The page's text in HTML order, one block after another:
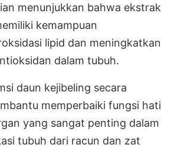
menunjukkan bahwa ekstrak
kemampuan
lipid dan meningkatkan
dalam tubuh.
daun kejibeling secara
memperbaiki fungsi hati
yang sangat penting dalam
tubuh dari racun dan zat